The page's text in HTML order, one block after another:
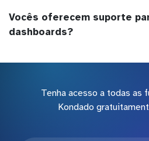
Vocês oferecem suporte
dashboards?
Tenha acesso a todas as
Kondado